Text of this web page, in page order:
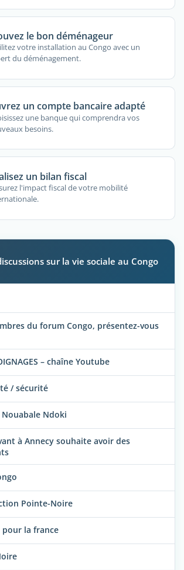
le bon déménageur
votre installation au Congo avec un
du déménagement.
un compte bancaire adapté
une banque qui comprendra vos
besoins.
un bilan fiscal
l'impact fiscal de votre mobilité
sur la vie sociale au Congo
du forum Congo, présentez-vous
– chaîne Youtube
/ sécurité
Ndoki
à Annecy souhaite avoir des
Pointe-Noire
pour la france